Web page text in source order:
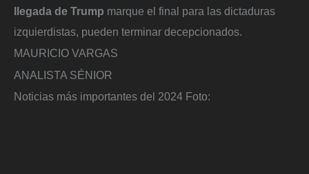
llegada de Trump marque el final para las dictaduras
izquierdistas, pueden terminar decepcionados.
MAURICIO VARGAS
ANALISTA SÉNIOR
Noticias más importantes del 2024 Foto: